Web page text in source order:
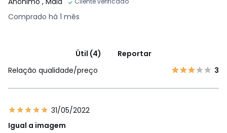
Comprado há 1 mês
Útil (4)
Reportar
Relação qualidade/preço
3
31/05/2022
Igual a imagem